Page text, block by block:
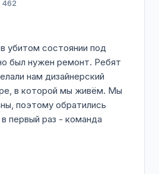
убитом состоянии под
был нужен ремонт. Ребят
нам дизайнерский
в которой мы живём. Мы
поэтому обратились
первый раз - команда